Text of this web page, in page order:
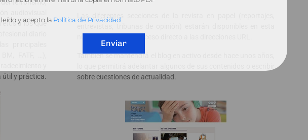
terrorismo,
audiovisual
a los que
diario
principales
FATF, …),
y
útil y práctica.
Las diferentes secciones de la revista en papel (reportajes,
También se mantendrá el blog en activo desde hace unos años,
sobre cuestiones de actualidad.
leído y acepto la Política de Privacidad
Enviar